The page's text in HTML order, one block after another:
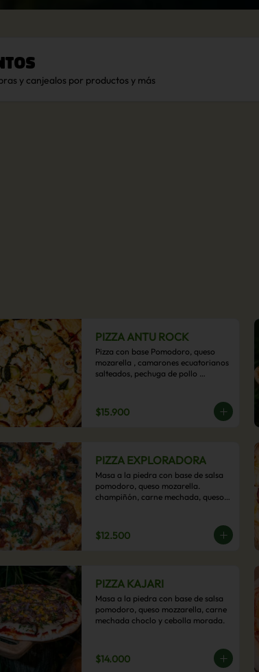
y canjealos por productos y más
PIZZA ANTU ROCK
Pizza con base Pomodoro, queso
mozarella , camarones ecuatorianos
salteados, pechuga de pollo
casero.
$15.900
PIZZA EXPLORADORA
Masa a la piedra con base de salsa
pomodoro, queso mozarella.
champiñón, carne mechada, queso
$12.500
PIZZA KAJARI
Masa a la piedra con base de salsa
pomodoro, queso mozzarella, carne
mechada choclo y cebolla morada.
$14.000